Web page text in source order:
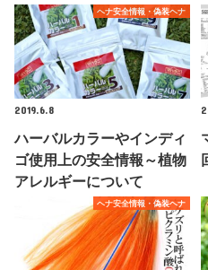
ヘナ安全情報・偽装ヘナ
2019.6.8
ハーバルカラーやインディ
ゴ使用上の安全情報～植物
アレルギーについて
ヘナ安全情報・偽装ヘナ